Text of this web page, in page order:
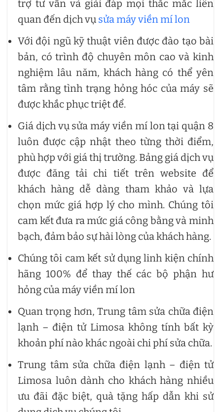
trợ tư vấn và giải đáp mọi thắc mắc liên
quan đến dịch vụ sửa máy viền mí lon
Với đội ngũ kỹ thuật viên được đào tạo bài
bản, có trình độ chuyên môn cao và kinh
nghiệm lâu năm, khách hàng có thể yên
tâm rằng tình trạng hỏng hóc của máy sẽ
được khắc phục triệt để.
Giá dịch vụ sửa máy viền mí lon tại quận 8
luôn được cập nhật theo từng thời điểm,
phù hợp với giá thị trường. Bảng giá dịch vụ
được đăng tải chi tiết trên website để
khách hàng dễ dàng tham khảo và lựa
chọn mức giá hợp lý cho mình. Chúng tôi
cam kết đưa ra mức giá công bằng và minh
bạch, đảm bảo sự hài lòng của khách hàng.
Chúng tôi cam kết sử dụng linh kiện chính
hãng 100% để thay thế các bộ phận hư
hỏng của máy viền mí lon
Quan trọng hơn, Trung tâm sửa chữa điện
lạnh – điện tử Limosa không tính bất kỳ
khoản phí nào khác ngoài chi phí sửa chữa.
Trung tâm sửa chữa điện lạnh – điện tử
Limosa luôn dành cho khách hàng nhiều
ưu đãi đặc biệt, quà tặng hấp dẫn khi sử